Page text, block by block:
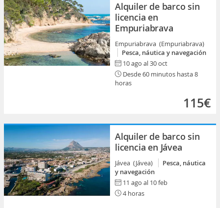
Alquiler de barco sin
licencia en
Empuriabrava
Empuriabrava (Empuriabrava)
Pesca, náutica y navegación
10 ago al 30 oct
Desde 60 minutos hasta 8
horas
115€
Alquiler de barco sin
licencia en Jávea
Jávea (Jávea)
Pesca, náutica
y navegación
11 ago al 10 feb
4 horas